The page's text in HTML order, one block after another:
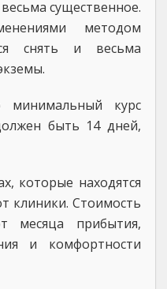
существенное.
методом
снять и весьма
минимальный курс
быть 14 дней,
которые находятся
клиники. Стоимость
месяца прибытия,
и комфортности